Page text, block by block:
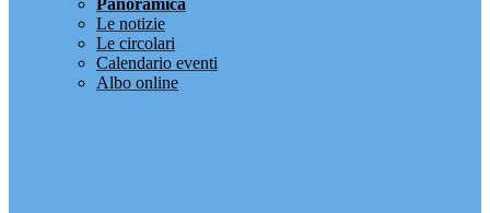
Panoramica
Le notizie
Le circolari
Calendario eventi
Albo online